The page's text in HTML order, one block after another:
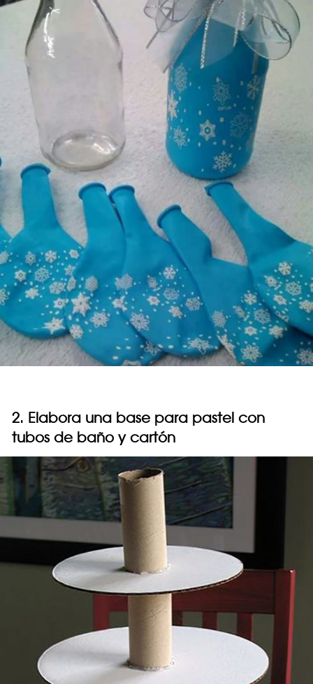
2. Elabora una base para pastel con
tubos de baño y cartón